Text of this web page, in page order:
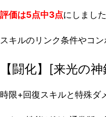
評価は5点中3点にしました
スキルのリンク条件やコ
【闘化】[来光の
時限+回復スキルと特殊ダ